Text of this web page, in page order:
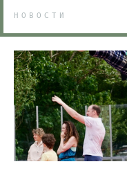
НОВОСТИ